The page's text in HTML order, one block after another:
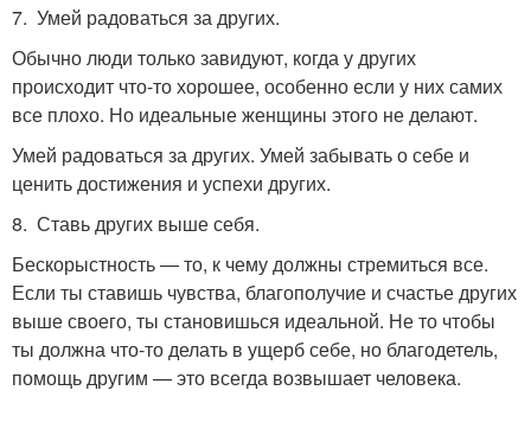
7. Умей радоваться за других.
Обычно люди только завидуют, когда у других
происходит что-то хорошее, особенно если у них самих
все плохо. Но идеальные женщины этого не делают.
Умей радоваться за других. Умей забывать о себе и
ценить достижения и успехи других.
8. Ставь других выше себя.
Бескорыстность — то, к чему должны стремиться все.
Если ты ставишь чувства, благополучие и счастье других
выше своего, ты становишься идеальной. Не то чтобы
ты должна что-то делать в ущерб себе, но благодетель,
помощь другим — это всегда возвышает человека.